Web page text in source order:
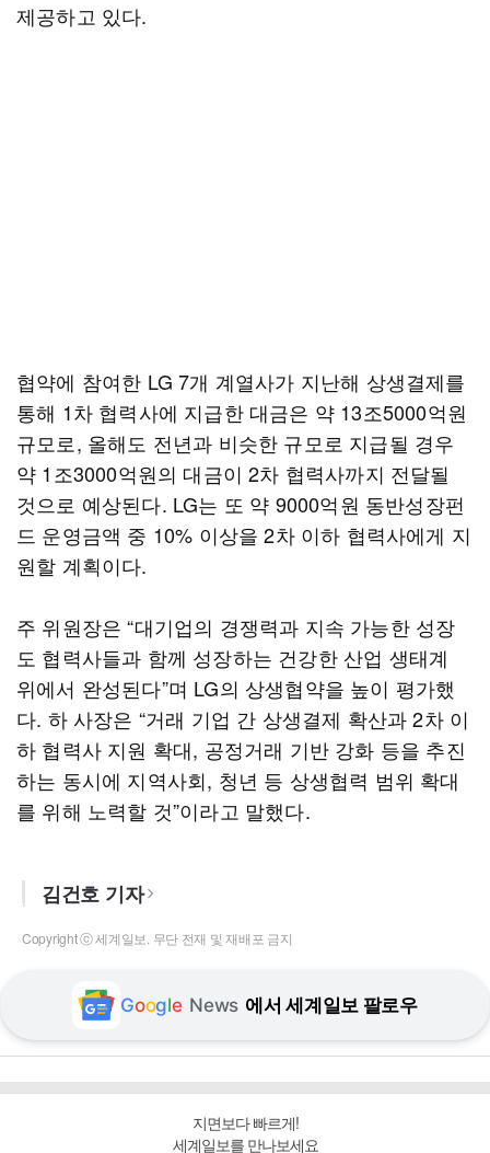
제공하고 있다.
협약에 참여한 LG 7개 계열사가 지난해 상생결제를
통해 1차 협력사에 지급한 대금은 약 13조5000억원
규모로, 올해도 전년과 비슷한 규모로 지급될 경우
약 1조3000억원의 대금이 2차 협력사까지 전달될
것으로 예상된다. LG는 또 약 9000억원 동반성장펀
드 운영금액 중 10% 이상을 2차 이하 협력사에게 지
원할 계획이다.
주 위원장은 “대기업의 경쟁력과 지속 가능한 성장
도 협력사들과 함께 성장하는 건강한 산업 생태계
위에서 완성된다”며 LG의 상생협약을 높이 평가했
다. 하 사장은 “거래 기업 간 상생결제 확산과 2차 이
하 협력사 지원 확대, 공정거래 기반 강화 등을 추진
하는 동시에 지역사회, 청년 등 상생협력 범위 확대
를 위해 노력할 것”이라고 말했다.
김건호 기자
Copyright ⓒ 세계일보. 무단 전재 및 재배포 금지
Google News 에서 세계일보 팔로우
지면보다 빠르게!
세계일보를 만나보세요